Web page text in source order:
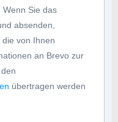
Wenn Sie das
absenden,
von Ihnen
an Brevo zur
übertragen werden